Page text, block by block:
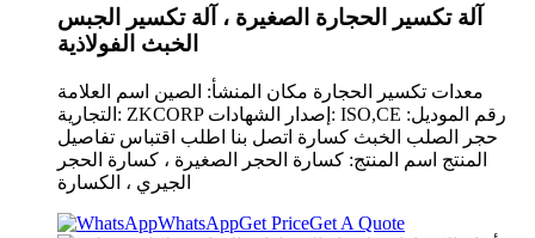
آلة تكسير الحجارة الصغيرة ، آلة تكسير الجبس
الخبث الفولاذية
معدات تكسير الحجارة مكان المنشأ: الصين اسم العلامة
التجارية: ZKCORP إصدار الشهادات: ISO,CE رقم الموديل:
حجر الصلب الخبث كسارة اتصل بنا اطلب اقتباس تفاصيل
المنتج اسم المنتج: كسارة الحجر الصغيرة ، كسارة الحجر
الجيري ، الكسارة
WhatsAppGet PriceGet A Quote